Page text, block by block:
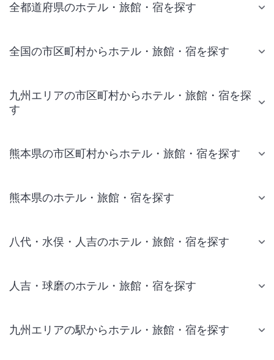
全都道府県のホテル・旅館・宿を探す
全国の市区町村からホテル・旅館・宿を探す
九州エリアの市区町村からホテル・旅館・宿を探
す
熊本県の市区町村からホテル・旅館・宿を探す
熊本県のホテル・旅館・宿を探す
八代・水俣・人吉のホテル・旅館・宿を探す
人吉・球磨のホテル・旅館・宿を探す
九州エリアの駅からホテル・旅館・宿を探す